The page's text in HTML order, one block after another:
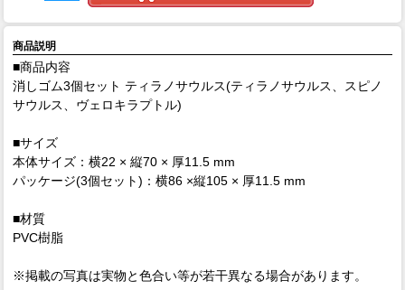
商品説明
■商品内容
消しゴム3個セット ティラノサウルス(ティラノサウルス、スピノ
サウルス、ヴェロキラプトル)
■サイズ
本体サイズ：横22 × 縦70 × 厚11.5 mm
パッケージ(3個セット)：横86 ×縦105 × 厚11.5 mm
■材質
PVC樹脂
※掲載の写真は実物と色合い等が若干異なる場合があります。